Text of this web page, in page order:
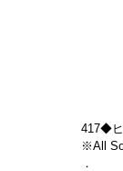
417◆
※All
．